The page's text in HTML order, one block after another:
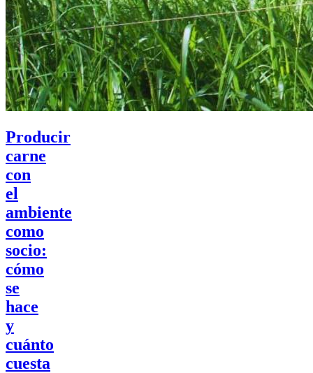
Producir
carne
con
el
ambiente
como
socio:
cómo
se
hace
y
cuánto
cuesta